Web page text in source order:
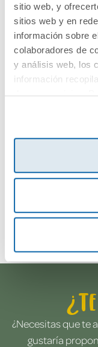
sitio web, y
sitios web y en
información sobre
colaboradores de
y análisis web, los
información
¡Sé el
Envía tu
¿Necesitas que te
gustaría